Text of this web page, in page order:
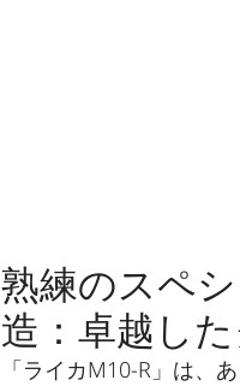
熟練のスペ
造：卓越し
「ライカM10-R」は、